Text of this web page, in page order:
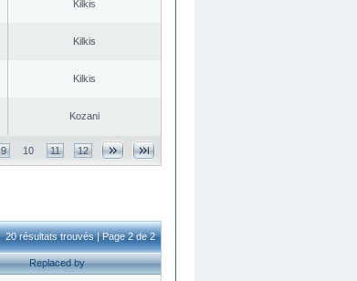
Kilkis
Kilkis
Kilkis
Kozani
9 10 11 12
20 résultats trouvés | Page 2 de 2
Replaced by